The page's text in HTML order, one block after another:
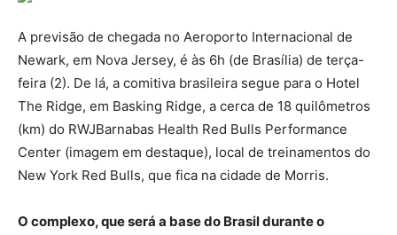
A previsão de chegada no Aeroporto Internacional de
Newark, em Nova Jersey, é às 6h (de Brasília) de terça-
feira (2). De lá, a comitiva brasileira segue para o Hotel
The Ridge, em Basking Ridge, a cerca de 18 quilômetros
(km) do RWJBarnabas Health Red Bulls Performance
Center (imagem em destaque), local de treinamentos do
New York Red Bulls, que fica na cidade de Morris.
O complexo, que será a base do Brasil durante o